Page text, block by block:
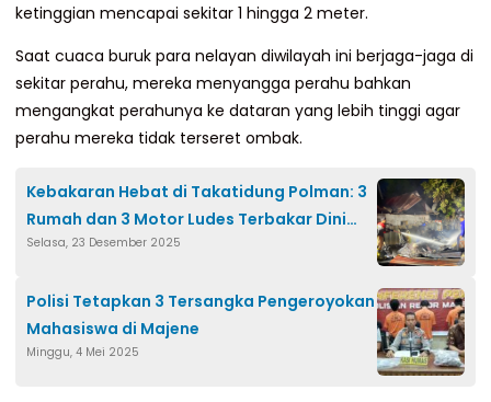
ketinggian mencapai sekitar 1 hingga 2 meter.
Saat cuaca buruk para nelayan diwilayah ini berjaga-jaga di
sekitar perahu, mereka menyangga perahu bahkan
mengangkat perahunya ke dataran yang lebih tinggi agar
perahu mereka tidak terseret ombak.
Kebakaran Hebat di Takatidung Polman: 3
Rumah dan 3 Motor Ludes Terbakar Dini
Hari
Selasa, 23 Desember 2025
Polisi Tetapkan 3 Tersangka Pengeroyokan
Mahasiswa di Majene
Minggu, 4 Mei 2025